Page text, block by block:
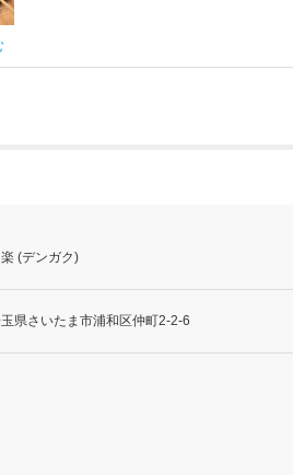
(デンガク)
県さいたま市浦和区仲町2-2-6